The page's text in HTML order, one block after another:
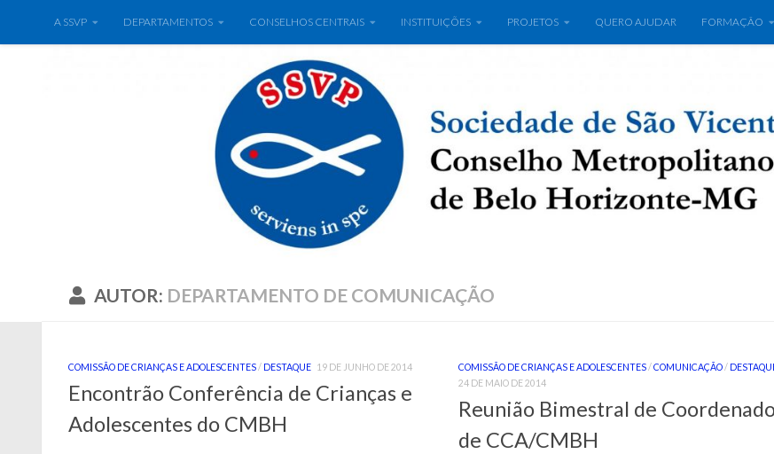
A SSVP DEPARTAMENTOS CONSELHOS CENTRAIS INSTITUIÇÕES PROJETOS QUERO AJUDAR FORMAÇÃO
AUTOR: DEPARTAMENTO DE COMUNICAÇÃO
COMISSÃO DE CRIANÇAS E ADOLESCENTES/ DESTAQUE 19 DE JUNHO DE 2014
Encontrão Conferência de Crianças e
Adolescentes do CMBH
COMISSÃO DE CRIANÇAS E ADOLESCENTES/COMUNICAÇÃO/
24 DE MAIO DE 2014
Reunião Bimestral de
de CCA/CMBH